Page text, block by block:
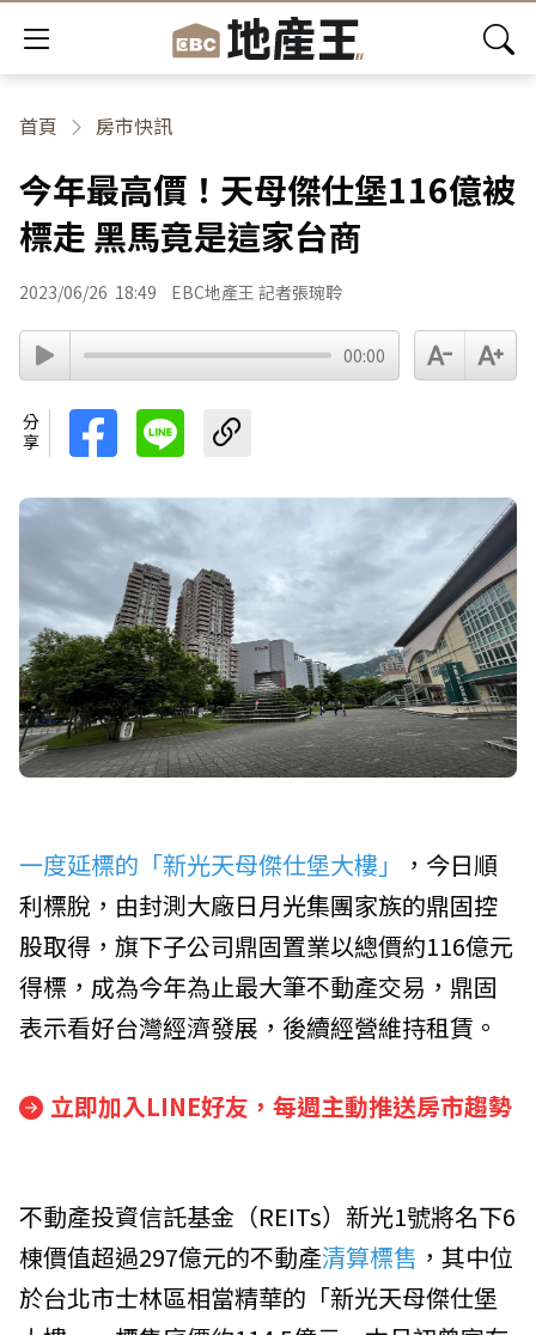
首頁 房市快訊
今年最高價！天母傑仕堡116億被
標走 黑馬竟是這家台商
2023/06/26 18:49 EBC地產王 記者張琬聆
00:00
分享
一度延標的「新光天母傑仕堡大樓」
，今日順
利標脫，由封測大廠日月光集團家族的鼎固控
股取得，旗下子公司鼎固置業以總價約116億元
得標，成為今年為止最大筆不動產交易，鼎固
表示看好台灣經濟發展，後續經營維持租賃。
立即加入LINE好友，每週主動推送房市趨勢
不動產投資信託基金（REITs）新光1號將名下6
棟價值超過297億元的不動產清算標售 ，其中位
於台北市士林區相當精華的「新光天母傑仕堡